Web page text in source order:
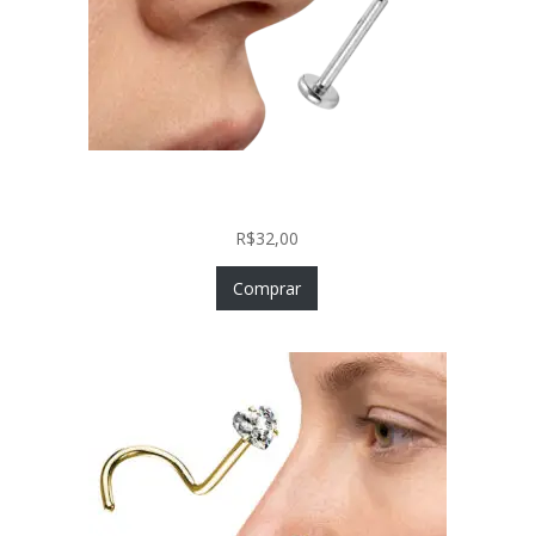
R$32,00
Comprar